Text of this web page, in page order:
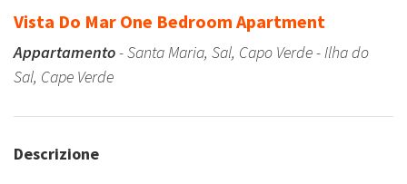
Vista Do Mar One Bedroom Apartment
Appartamento- Santa Maria, Sal, Capo Verde - Ilha do
Sal, Cape Verde
Descrizione